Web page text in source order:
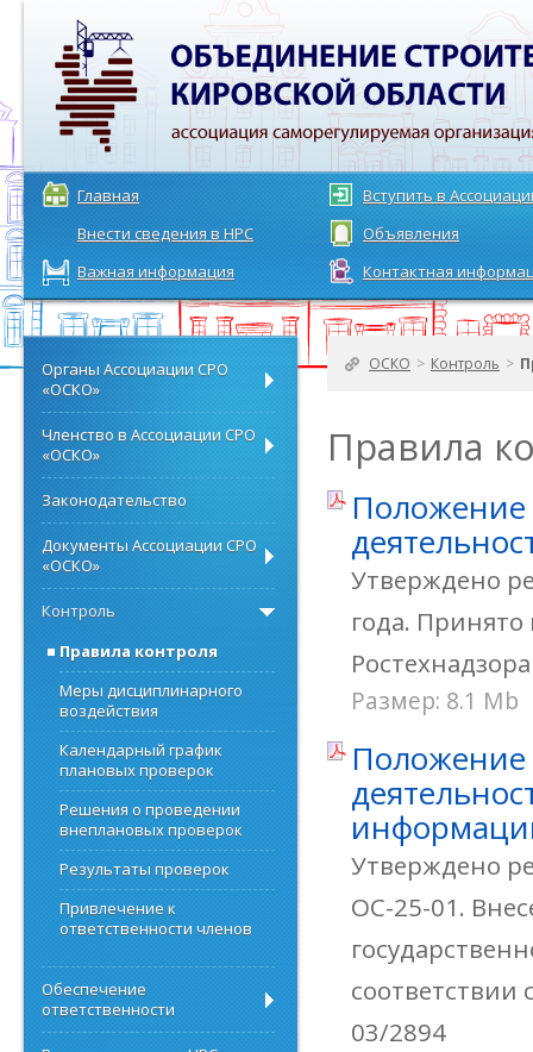
Главная
Вступить в
Внести сведения в НРС
Объявления
Важная информация
Контактная
ОСКО > Контроль >
Правила
Утверждено
года.
Размер: 8.1 Mb
Утверждено
ОС-25-01.
соответствии
03/2894
Органы Ассоциации СРО
«ОСКО»
Членство в Ассоциации СРО
«ОСКО»
Законодательство
Документы Ассоциации СРО
«ОСКО»
Контроль
Правила контроля
Меры дисциплинарного
воздействия
Календарный график
плановых проверок
Решения о проведении
внеплановых проверок
Результаты проверок
Привлечение к
ответственности членов
Обеспечение
ответственности